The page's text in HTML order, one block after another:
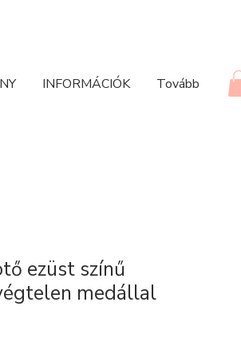
INFORMÁCIÓK Tovább
ezüst színű
medállal